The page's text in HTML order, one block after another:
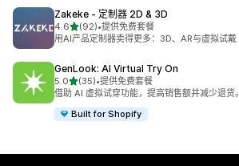
Zakeke ‑ 定制器 2D & 3D
4.6星（满分 5 星）
(92)
总共 92 条评论
•提供免费套餐
用AI产品定制器卖得更多：3D、AR与虚拟试戴
GenLook: AI Virtual Try On
5.0星（满分 5 星）
(35)
总共 35 条评论
•提供免费套餐
借助 AI 虚拟试穿功能，提高销售额并减少退货。
Built for Shopify